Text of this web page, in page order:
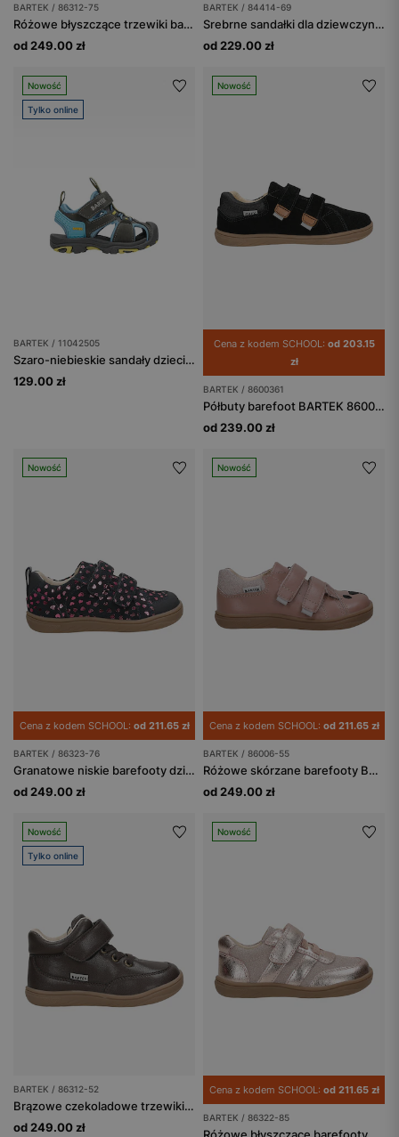
BARTEK / 86312-75
Różowe błyszczące trzewiki barefoot z serduszkami BARTEK 86312-75
od 249.00 zł
BARTEK / 84414-69
Srebrne sandałki dla dziewczynki BARTEK 84414-69
od 229.00 zł
Nowość
Tylko online
BARTEK / 11042505
Szaro-niebieskie sandały dziecięce sportowe z rzepem BARTEK 11042505
129.00 zł
Nowość
Cena z kodem SCHOOL: od 203.15
zł
BARTEK / 8600361
Półbuty barefoot BARTEK 86003-61, czarno-brązowy
od 239.00 zł
Nowość
Cena z kodem SCHOOL: od 211.65 zł
BARTEK / 86323-76
Granatowe niskie barefooty dziewczęce z aplikacją w serduszka BARTEK 86323-76
od 249.00 zł
Nowość
Cena z kodem SCHOOL: od 211.65 zł
BARTEK / 86006-55
Różowe skórzane barefooty BARTEK z misiem na nosku 86006-55
od 249.00 zł
Nowość
Tylko online
BARTEK / 86312-52
Brązowe czekoladowe trzewiki dziecięce barefoot BARTEK 86312-52
od 249.00 zł
Nowość
Cena z kodem SCHOOL: od 211.65 zł
BARTEK / 86322-85